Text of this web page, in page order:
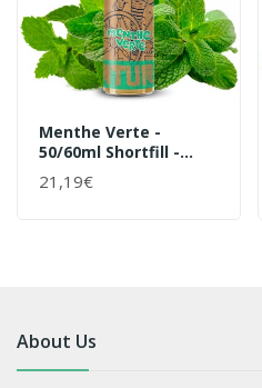
Menthe Verte -
50/60ml Shortfill -
Liquid
21,19€
About Us